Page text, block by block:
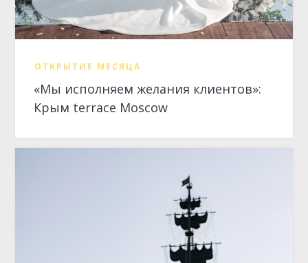
ОТКРЫТИЕ МЕСЯЦА
«Мы исполняем желания клиентов»:
Крым terrace Moscow